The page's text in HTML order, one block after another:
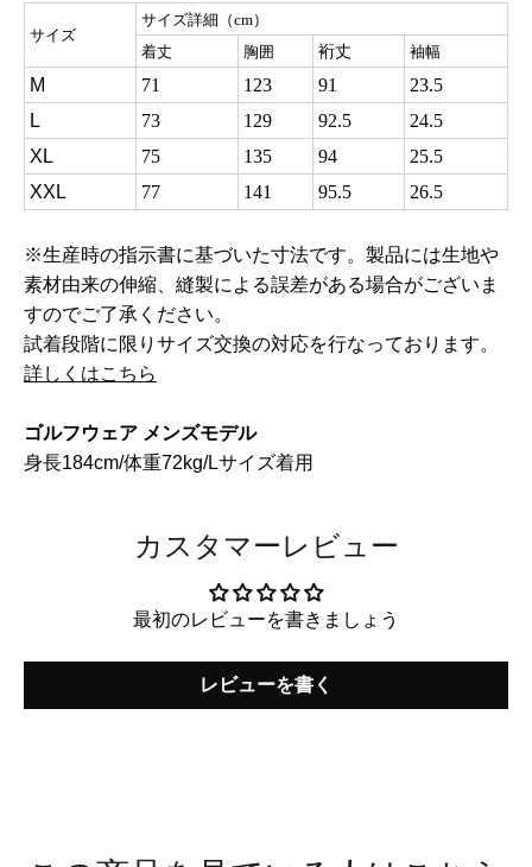
サイズ
サイズ詳細（cm）
着丈
胸囲 裄丈 袖幅
M 71 123 91
23.5
L
73 129 92.5
24.5
XL
75 135 94
25.5
XXL
77 141 95.5 26.5
※生産時の指示書に基づいた寸法です。製品には生地や
素材由来の伸縮、縫製による誤差がある場合がございま
すのでご了承ください。
試着段階に限りサイズ交換の対応を行なっております。
詳しくはこちら
ゴルフウェア メンズモデル
身長184cm/体重72kg/Lサイズ着用
カスタマーレビュー
最初のレビューを書きましょう
レビューを書く